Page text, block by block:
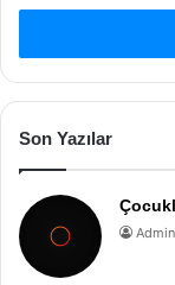
Son Yazılar
Admin